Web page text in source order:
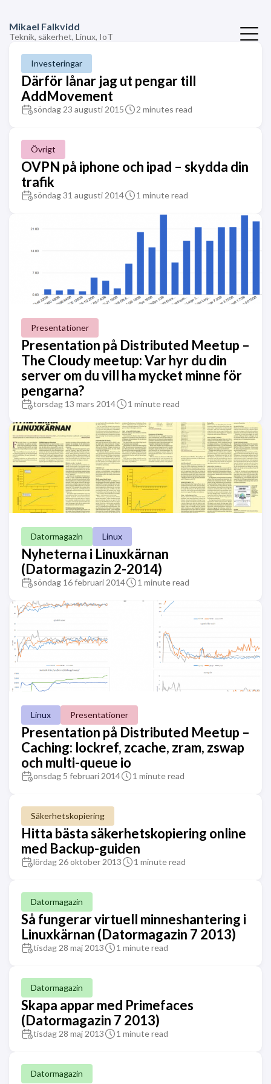
Mikael Falkvidd
Teknik, säkerhet, Linux, IoT
Investeringar
Därför lånar jag ut pengar till
AddMovement
söndag 23 augusti 2015 2 minutes read
Övrigt
OVPN på iphone och ipad – skydda din
trafik
söndag 31 augusti 2014 1 minute read
Presentationer
Presentation på Distributed Meetup –
The Cloudy meetup: Var hyr du din
server om du vill ha mycket minne för
pengarna?
torsdag 13 mars 2014 1 minute read
Datormagazin Linux
Nyheterna i Linuxkärnan
(Datormagazin 2-2014)
söndag 16 februari 2014 1 minute read
Linux Presentationer
Presentation på Distributed Meetup –
Caching: lockref, zcache, zram, zswap
och multi-queue io
onsdag 5 februari 2014 1 minute read
Säkerhetskopiering
Hitta bästa säkerhetskopiering online
med Backup-guiden
lördag 26 oktober 2013 1 minute read
Datormagazin
Så fungerar virtuell minneshantering i
Linuxkärnan (Datormagazin 7 2013)
tisdag 28 maj 2013 1 minute read
Datormagazin
Skapa appar med Primefaces
(Datormagazin 7 2013)
tisdag 28 maj 2013 1 minute read
Datormagazin